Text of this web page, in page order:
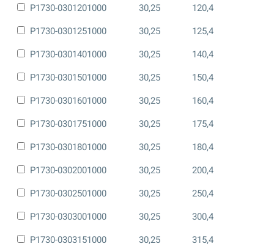
P1730-0301201000
30,25
120,4
P1730-0301251000
30,25
125,4
P1730-0301401000
30,25
140,4
P1730-0301501000
30,25
150,4
P1730-0301601000
30,25
160,4
P1730-0301751000
30,25
175,4
P1730-0301801000
30,25
180,4
P1730-0302001000
30,25
200,4
P1730-0302501000
30,25
250,4
P1730-0303001000
30,25
300,4
P1730-0303151000
30,25
315,4